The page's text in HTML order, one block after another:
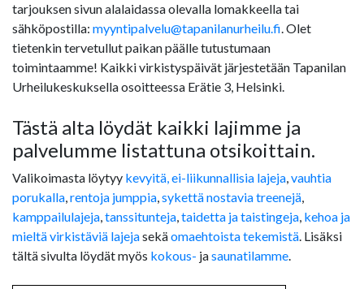
tarjouksen sivun alalaidassa olevalla lomakkeella tai
sähköpostilla: myyntipalvelu@tapanilanurheilu.fi. Olet
tietenkin tervetullut paikan päälle tutustumaan
toimintaamme! Kaikki virkistyspäivät järjestetään Tapanilan
Urheilukeskuksella osoitteessa Erätie 3, Helsinki.
Tästä alta löydät kaikki lajimme ja
palvelumme listattuna otsikoittain.
Valikoimasta löytyy kevyitä, ei-liikunnallisia lajeja,vauhtia
porukalla,rentoja jumppia,sykettä nostavia treenejä,
kamppailulajeja,tanssitunteja,taidetta ja taistingeja, kehoa ja
mieltä virkistäviä lajejasekäomaehtoista tekemistä. Lisäksi
tältä sivulta löydät myös kokous- jasaunatilamme.